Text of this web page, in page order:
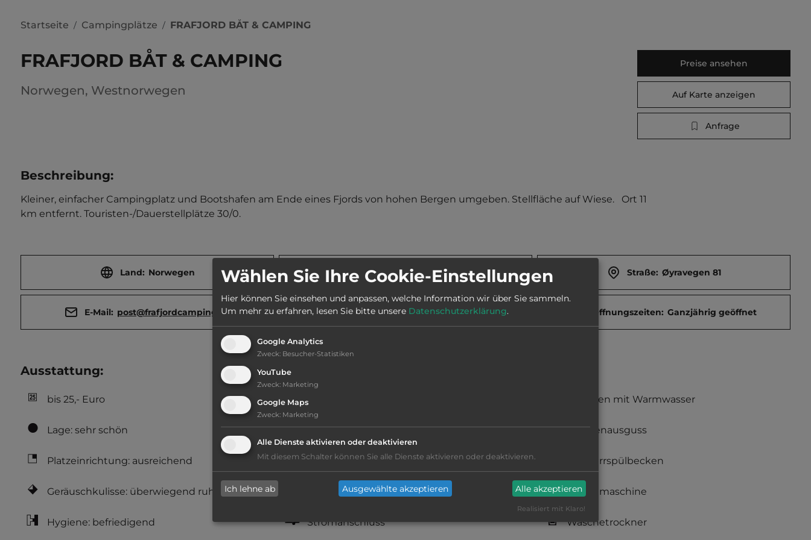
Startseite / Campingplätze / FRAFJORD BÅT & CAMPING
FRAFJORD BÅT & CAMPING
Norwegen, Westnorwegen
Preise ansehen
Auf Karte anzeigen
Anfrage
Beschreibung:
Kleiner, einfacher Campingplatz und Bootshafen am Ende eines Fjords von hohen Bergen umgeben. Stellfläche auf Wiese.   Ort 11
km entfernt. Touristen-/Dauerstellplätze 30/0.
Land: Norwegen Stadt: 4335 Dirdal Straße: Øyravegen 81
E-Mail: post@frafjordcamping.no Telefon: 0047 911 69154 Öffnungszeiten: Ganzjährig geöffnet
Ausstattung:
bis 25,- Euro
Lage: sehr schön
Platzeinrichtung: ausreichend
Geräuschkulisse: überwiegend ruhig
Hygiene: befriedigend
Service: unzureichend
Campingplatz befindet sich am Wasser
Grasgelände, Wiese
Büsche und Hecken
Stromanschluss
Duschen mit Warmwasser
Fäkalienausguss
Geschirrspülbecken
Waschmaschine
Wäschetrockner
Wählen Sie Ihre Cookie-Einstellungen
Hier können Sie einsehen und anpassen, welche Information wir über Sie sammeln.
Um mehr zu erfahren, lesen Sie bitte unsere Datenschutzerklärung.
Google Analytics
Zweck: Besucher-Statistiken
YouTube
Zweck: Marketing
Google Maps
Zweck: Marketing
Alle Dienste aktivieren oder deaktivieren
Mit diesem Schalter können Sie alle Dienste aktivieren oder deaktivieren.
Ich lehne ab Ausgewählte akzeptieren Alle akzeptieren
Realisiert mit Klaro!